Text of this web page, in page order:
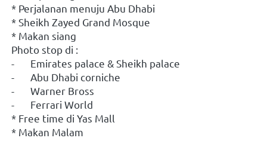
* Perjalanan menuju Abu Dhabi
* Sheikh Zayed Grand Mosque
* Makan siang
Photo stop di :
-	Emirates palace & Sheikh palace
-	Abu Dhabi corniche
-	Warner Bross
-	Ferrari World
* Free time di Yas Mall
* Makan Malam